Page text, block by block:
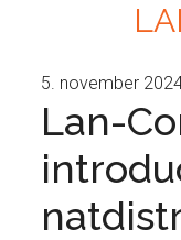
5. november
Lan-